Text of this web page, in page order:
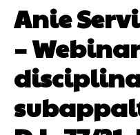
Anie
–